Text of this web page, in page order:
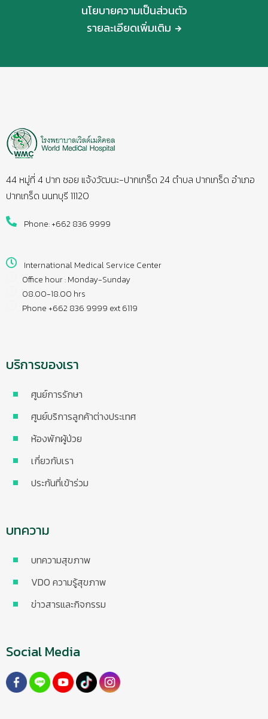
นโยบายความเป็นส่วนตัว
รายละเอียดเพิ่มเติม
44 หมู่ที่ 4 ปาก ซอย แจ้งวัฒนะ-ปากเกร็ด 24 ตำบล ปากเกร็ด อำเภอ
ปากเกร็ด นนทบุรี 11120
Phone: +662 836 9999
International Medical Service Center
Office hour : Monday-Sunday
08.00-18.00 hrs
Phone +662 836 9999 ext 6119
บริการของเรา
ศูนย์การรักษา
ศูนย์บริการลูกค้าต่างประเทศ
ห้องพักผู้ป่วย
เกี่ยวกับเรา
ประกันที่เข้าร่วม
บทความ
บทความสุขภาพ
VDO ความรู้สุขภาพ
ข่าวสารและกิจกรรม
Social Media